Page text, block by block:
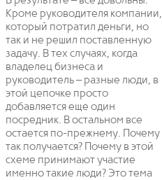
Кроме руководителя компании,
который потратил деньги, но
так и не решил поставленную
задачу. В тех случаях, когда
владелец бизнеса и
руководитель – разные люди, в
этой цепочке просто
добавляется еще один
посредник. В остальном все
остается по-прежнему. Почему
так получается? Почему в этой
схеме принимают участие
именно такие люди? Это тема